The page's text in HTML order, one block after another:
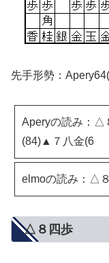
先手形勢：
Aperyの読み：△
(84)▲７八金(6
elmoの読み：△
△８四歩